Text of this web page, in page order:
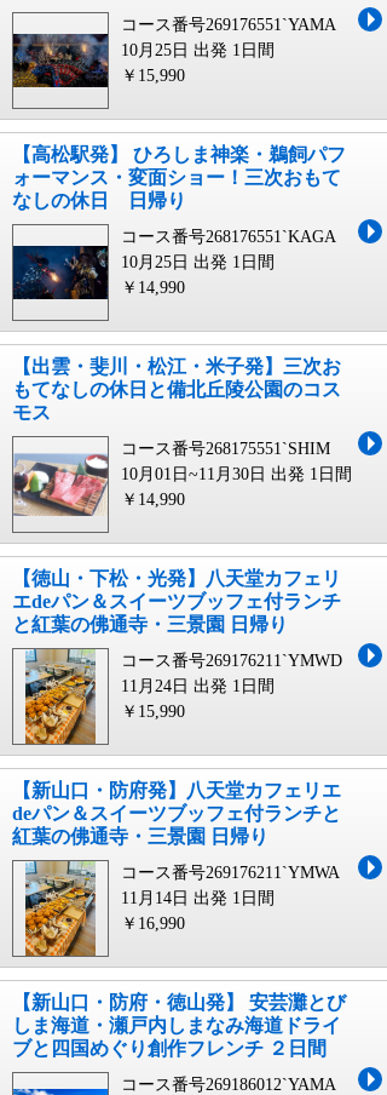
コース番号269176551`YAMA
10月25日 出発 1日間
￥15,990
【高松駅発】 ひろしま神楽・鵜飼パフ
ォーマンス・変面ショー！三次おもて
なしの休日 日帰り
コース番号268176551`KAGA
10月25日 出発 1日間
￥14,990
【出雲・斐川・松江・米子発】三次お
もてなしの休日と備北丘陵公園のコス
モス
コース番号268175551`SHIM
10月01日~11月30日 出発 1日間
￥14,990
【徳山・下松・光発】八天堂カフェリ
エdeパン＆スイーツブッフェ付ランチ
と紅葉の佛通寺・三景園 日帰り
コース番号269176211`YMWD
11月24日 出発 1日間
￥15,990
【新山口・防府発】八天堂カフェリエ
deパン＆スイーツブッフェ付ランチと
紅葉の佛通寺・三景園 日帰り
コース番号269176211`YMWA
11月14日 出発 1日間
￥16,990
【新山口・防府・徳山発】 安芸灘とび
しま海道・瀬戸内しまなみ海道ドライ
ブと四国めぐり創作フレンチ ２日間
コース番号269186012`YAMA